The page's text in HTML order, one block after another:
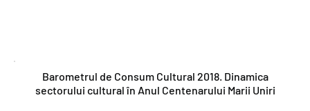
Barometrul de Consum Cultural 2018. Dinamica
sectorului cultural în Anul Centenarului Marii Uniri